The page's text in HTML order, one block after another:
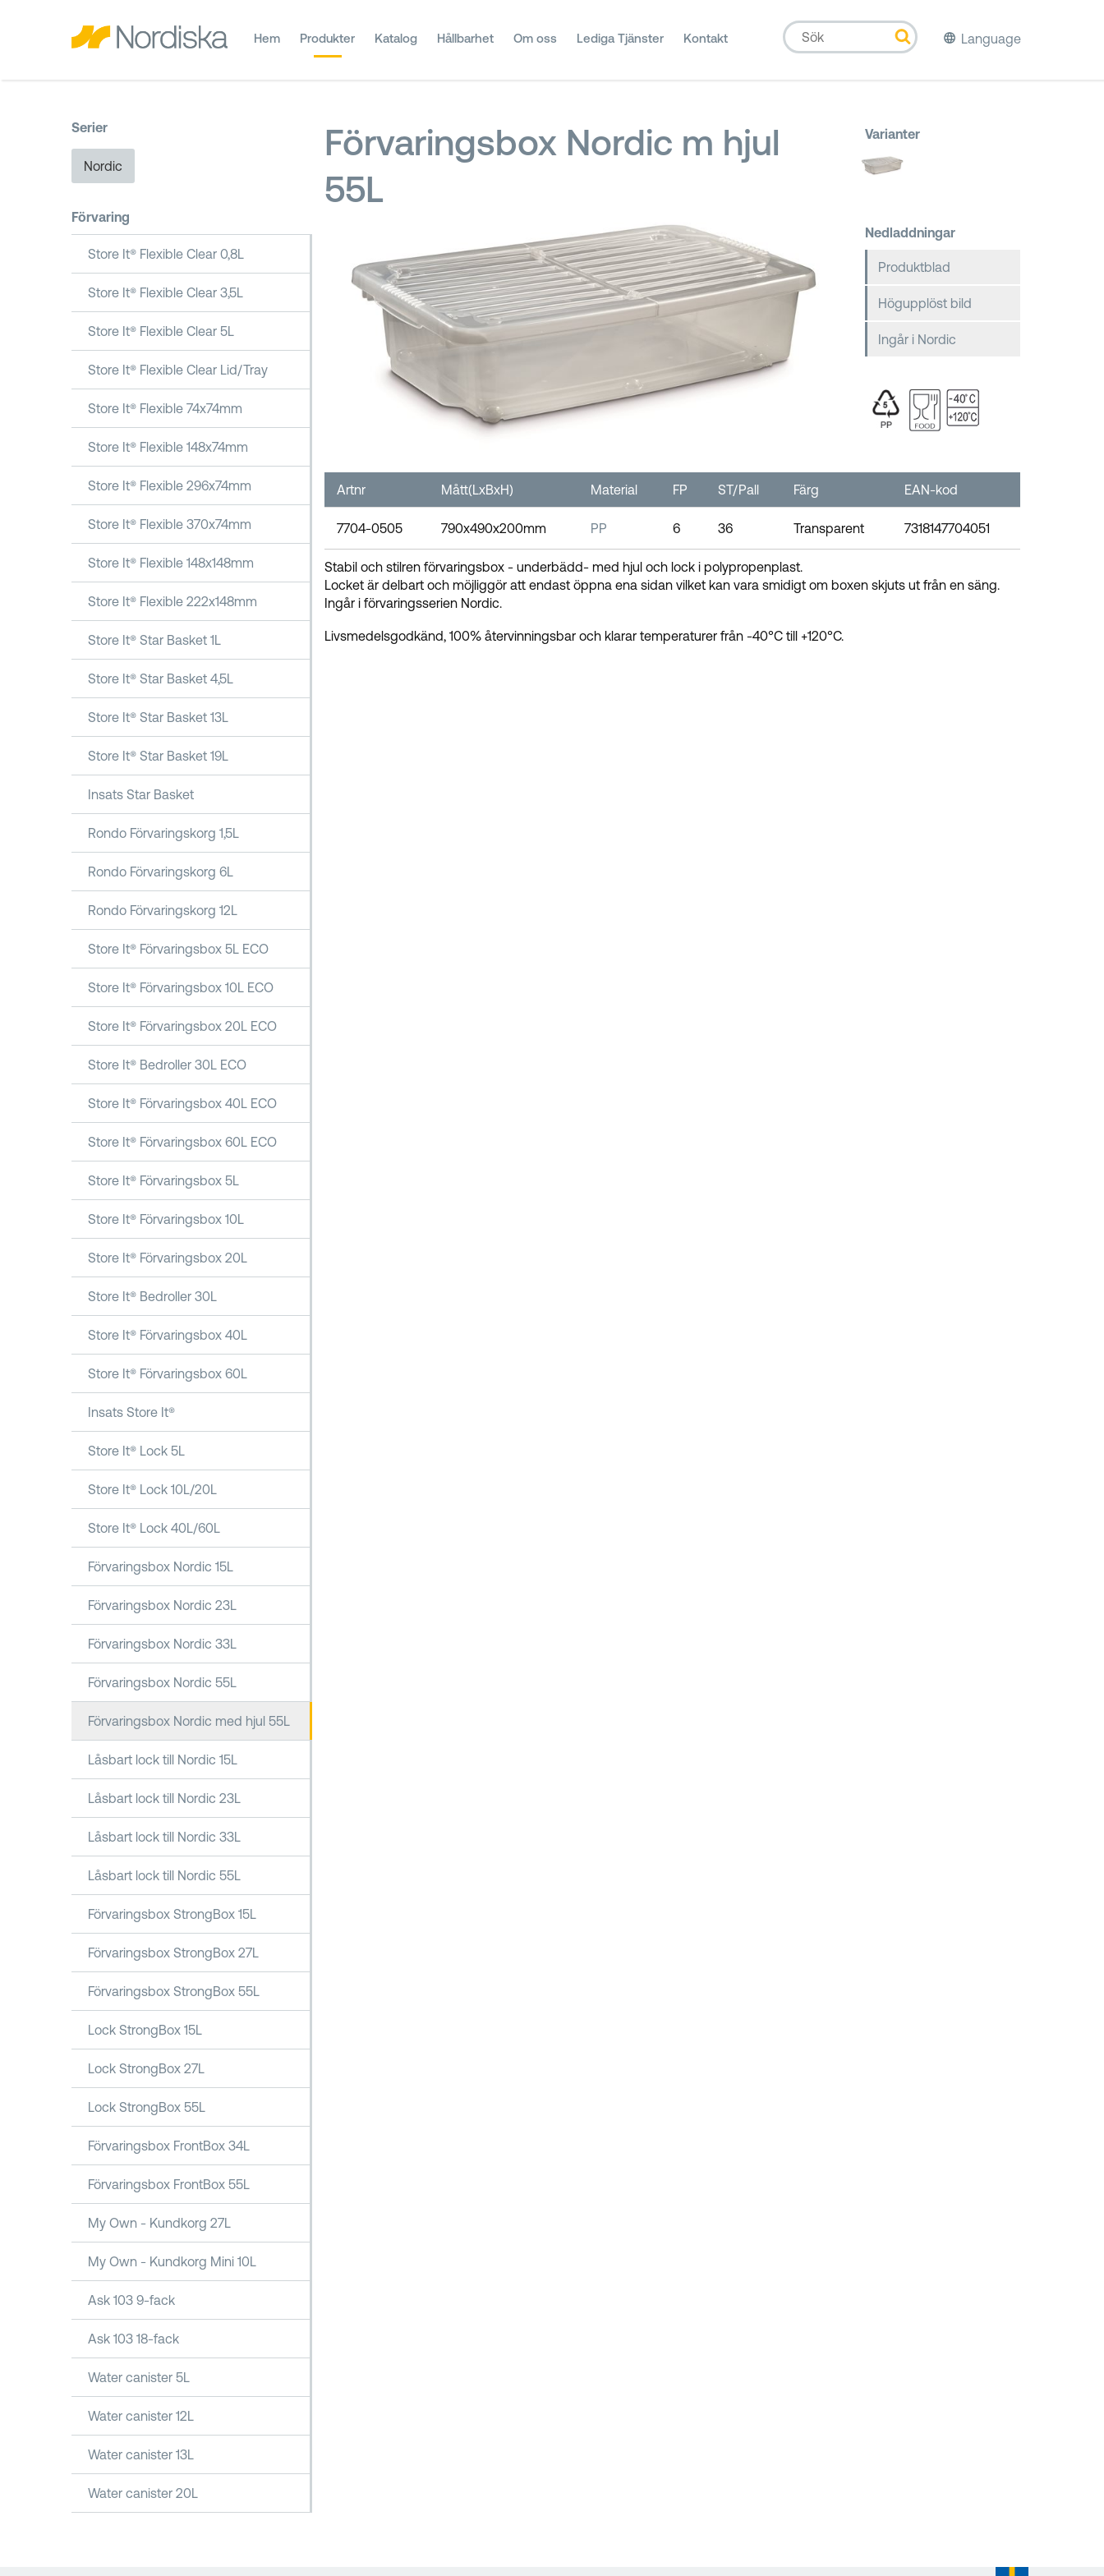
Hem Produkter Katalog Hållbarhet Om oss Lediga Tjänster Kontakt Language
Serier
Nordic
Förvaring
Store It® Flexible Clear 0,8L
Store It® Flexible Clear 3,5L
Store It® Flexible Clear 5L
Store It® Flexible Clear Lid/Tray
Store It® Flexible 74x74mm
Store It® Flexible 148x74mm
Store It® Flexible 296x74mm
Store It® Flexible 370x74mm
Store It® Flexible 148x148mm
Store It® Flexible 222x148mm
Store It® Star Basket 1L
Store It® Star Basket 4,5L
Store It® Star Basket 13L
Store It® Star Basket 19L
Insats Star Basket
Rondo Förvaringskorg 1,5L
Rondo Förvaringskorg 6L
Rondo Förvaringskorg 12L
Store It® Förvaringsbox 5L ECO
Store It® Förvaringsbox 10L ECO
Store It® Förvaringsbox 20L ECO
Store It® Bedroller 30L ECO
Store It® Förvaringsbox 40L ECO
Store It® Förvaringsbox 60L ECO
Store It® Förvaringsbox 5L
Store It® Förvaringsbox 10L
Store It® Förvaringsbox 20L
Store It® Bedroller 30L
Store It® Förvaringsbox 40L
Store It® Förvaringsbox 60L
Insats Store It®
Store It® Lock 5L
Store It® Lock 10L/20L
Store It® Lock 40L/60L
Förvaringsbox Nordic 15L
Förvaringsbox Nordic 23L
Förvaringsbox Nordic 33L
Förvaringsbox Nordic 55L
Förvaringsbox Nordic med hjul 55L
Låsbart lock till Nordic 15L
Låsbart lock till Nordic 23L
Låsbart lock till Nordic 33L
Låsbart lock till Nordic 55L
Förvaringsbox StrongBox 15L
Förvaringsbox StrongBox 27L
Förvaringsbox StrongBox 55L
Lock StrongBox 15L
Lock StrongBox 27L
Lock StrongBox 55L
Förvaringsbox FrontBox 34L
Förvaringsbox FrontBox 55L
My Own - Kundkorg 27L
My Own - Kundkorg Mini 10L
Ask 103 9-fack
Ask 103 18-fack
Water canister 5L
Water canister 12L
Water canister 13L
Water canister 20L
Förvaringsbox Nordic m hjul
55L
Varianter
Nedladdningar
Produktblad
Högupplöst bild
Ingår i Nordic
Artnr Mått(LxBxH) Material FP ST/Pall Färg EAN-kod
7704-0505 790x490x200mm PP 6 36 Transparent 7318147704051
Stabil och stilren förvaringsbox - underbädd- med hjul och lock i polypropenplast.
Locket är delbart och möjliggör att endast öppna ena sidan vilket kan vara smidigt om boxen skjuts ut från en säng.
Ingår i förvaringsserien Nordic.
Livsmedelsgodkänd, 100% återvinningsbar och klarar temperaturer från -40°C till +120°C.